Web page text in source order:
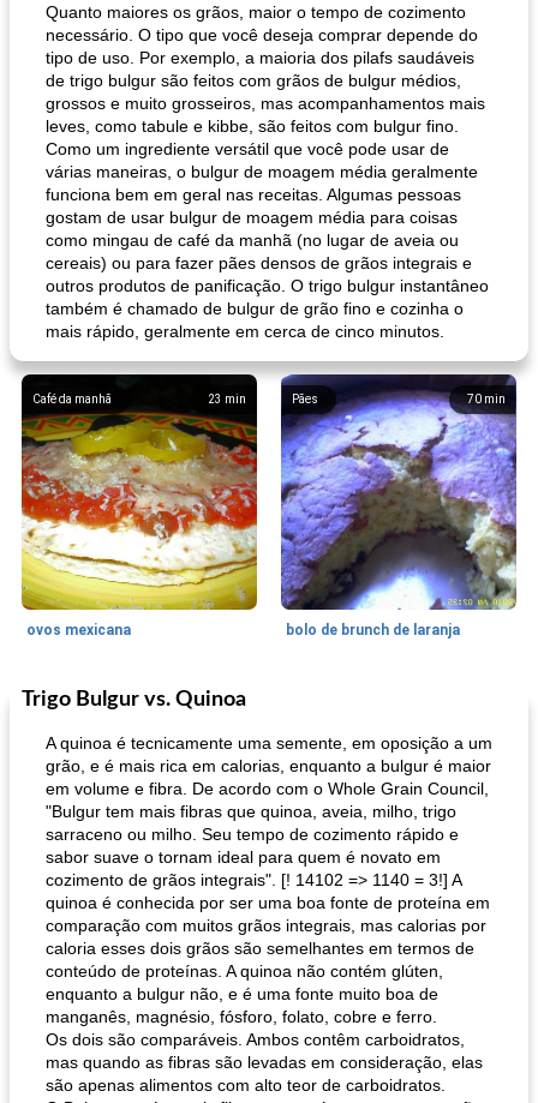
Quanto maiores os grãos, maior o tempo de cozimento
necessário. O tipo que você deseja comprar depende do
tipo de uso. Por exemplo, a maioria dos pilafs saudáveis ​​
de trigo bulgur são feitos com grãos de bulgur médios,
grossos e muito grosseiros, mas acompanhamentos mais
leves, como tabule e kibbe, são feitos com bulgur fino.
Como um ingrediente versátil que você pode usar de
várias maneiras, o bulgur de moagem média geralmente
funciona bem em geral nas receitas. Algumas pessoas
gostam de usar bulgur de moagem média para coisas
como mingau de café da manhã (no lugar de aveia ou
cereais) ou para fazer pães densos de grãos integrais e
outros produtos de panificação. O trigo bulgur instantâneo
também é chamado de bulgur de grão fino e cozinha o
mais rápido, geralmente em cerca de cinco minutos.
23 min
Café da manhã
ovos mexicana
70 min
Pães
bolo de brunch de laranja
130min
Pães De Fermento
pão plano (out)
Trigo Bulgur vs. Quinoa
A quinoa é tecnicamente uma semente, em oposição a um
grão, e é mais rica em calorias, enquanto a bulgur é maior
em volume e fibra. De acordo com o Whole Grain Council,
"Bulgur tem mais fibras que quinoa, aveia, milho, trigo
sarraceno ou milho. Seu tempo de cozimento rápido e
sabor suave o tornam ideal para quem é novato em
cozimento de grãos integrais". [! 14102 => 1140 = 3!] A
quinoa é conhecida por ser uma boa fonte de proteína em
comparação com muitos grãos integrais, mas calorias por
caloria esses dois grãos são semelhantes em termos de
conteúdo de proteínas. A quinoa não contém glúten,
enquanto a bulgur não, e é uma fonte muito boa de
manganês, magnésio, fósforo, folato, cobre e ferro.
Os dois são comparáveis. Ambos contêm carboidratos,
mas quando as fibras são levadas em consideração, elas
são apenas alimentos com alto teor de carboidratos.